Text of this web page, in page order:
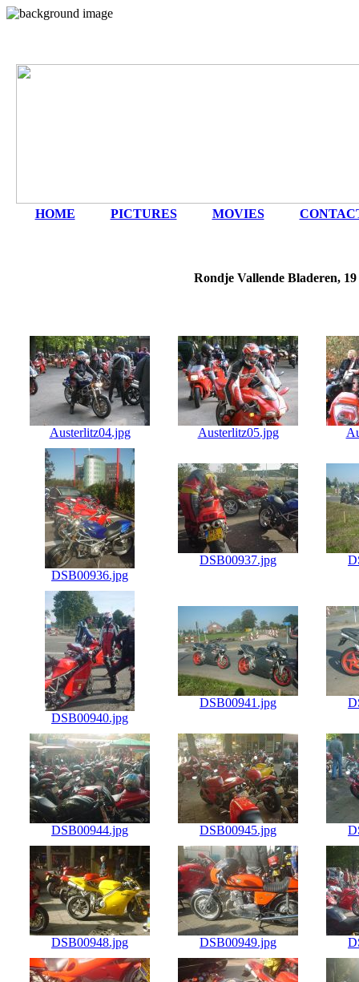
HOME PICTURES| MOVIES|
Rondje Vallende Bladeren,
Austerlitz04.jpg Austerlitz05.jpg
DSB00936.jpg
DSB00937.jpg
DSB00940.jpg
DSB00941.jpg
DSB00944.jpg DSB00945.jpg
DSB00948.jpg DSB00949.jpg